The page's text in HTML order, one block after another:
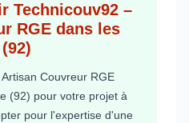
Technicouv92 –
RGE dans les
Couvreur RGE
(92) pour votre projet à
pour l'expertise d'une